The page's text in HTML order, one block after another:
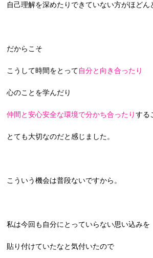
自己理解を深めたりできていない方がほどん
だからこそ
こうして時間をとって自分と向き合ったり
心のことを学んだり
仲間と安心安全な環境で分かち合ったりする
とても大切なのだと感じました。
こういう機会は普段ないですから。
私は今回も自分にとっていらない思い込みを
貼り付けていたなと気付いたので